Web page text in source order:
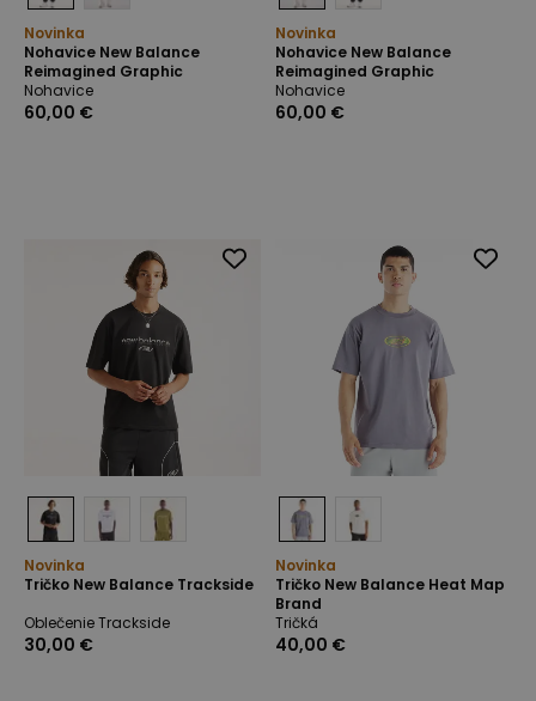
Novinka
Nohavice New Balance
Reimagined Graphic
Nohavice
60,00 €
Novinka
Nohavice New Balance
Reimagined Graphic
Nohavice
60,00 €
Novinka
Tričko New Balance Trackside
Oblečenie Trackside
30,00 €
Novinka
Tričko New Balance Heat Map
Brand
Tričká
40,00 €